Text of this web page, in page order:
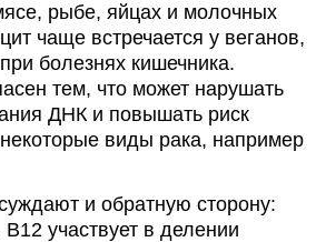
рыбе, яйцах и молочных
чаще встречается у веганов,
болезнях кишечника.
тем, что может нарушать
ДНК и повышать риск
виды рака, например
и обратную сторону:
участвует в делении